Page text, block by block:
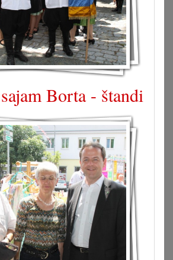
Borta - štandi